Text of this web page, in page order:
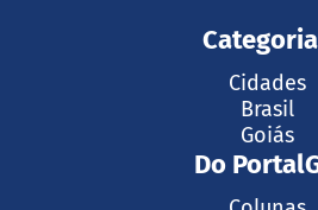
Cidades
Brasil
Goiás
Do